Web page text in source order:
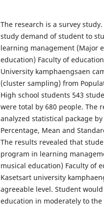
The research is a survey
study demand of student to
learning management (Major
education) Faculty of
University kamphaengsaen
(cluster sampling) from
High school students 543
were total by 680 people. The
analyzed statistical package
Percentage, Mean and
The results revealed that
program in learning
musical education) Faculty of
Kasetsart university
agreeable level. Student
education in moderately to